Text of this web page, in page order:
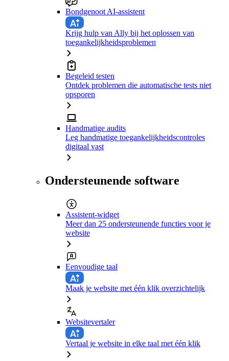
Bondgenoot AI-assistent
Krijg hulp van Ally bij het oplossen van
toegankelijkheidsproblemen
Begeleid testen
Ontdek problemen die automatische tests niet
opsporen
Handmatige audits
Leg handmatige toegankelijkheidscontroles
digitaal vast
Ondersteunende software
Assistent-widget
Meer dan 25 ondersteunende functies voor je
website
Eenvoudige taal
Maak je website met één klik overzichtelijk
Websitevertaler
Vertaal je website in elke taal met één klik